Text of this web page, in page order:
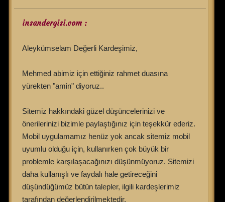
insandergisi.com :
Aleykümselam Değerli Kardeşimiz,
Mehmed abimiz için ettiğiniz rahmet duasına
yürekten "amin" diyoruz..
Sitemiz hakkındaki güzel düşüncelerinizi ve
önerilerinizi bizimle paylaştığınız için teşekkür ederiz.
Mobil uygulamamız henüz yok ancak sitemiz mobil
uyumlu olduğu için, kullanırken çok büyük bir
problemle karşılaşacağınızı düşünmüyoruz. Sitemizi
daha kullanışlı ve faydalı hale getireceğini
düşündüğümüz bütün talepler, ilgili kardeşlerimiz
tarafından değerlendirilmektedir.